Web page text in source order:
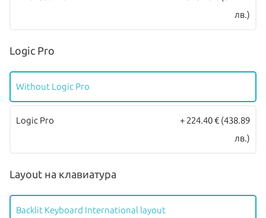
лв.)
Logic Pro
Without Logic Pro
Logic Pro + 224.40 € (438.89
лв.)
Layout на клавиатура
Backlit Keyboard International layout